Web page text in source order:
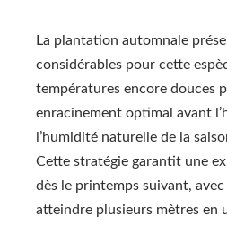
La plantation automnale
considérables pour cette
températures encore douces
enracinement optimal avant
l’humidité naturelle de la
Cette stratégie garantit une
dès le printemps suivant,
atteindre plusieurs mètres en